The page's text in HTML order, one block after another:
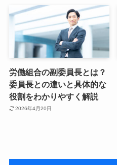
労働組合の副委員長とは？
委員長との違いと具体的な
役割をわかりやすく解説
2026年4月20日